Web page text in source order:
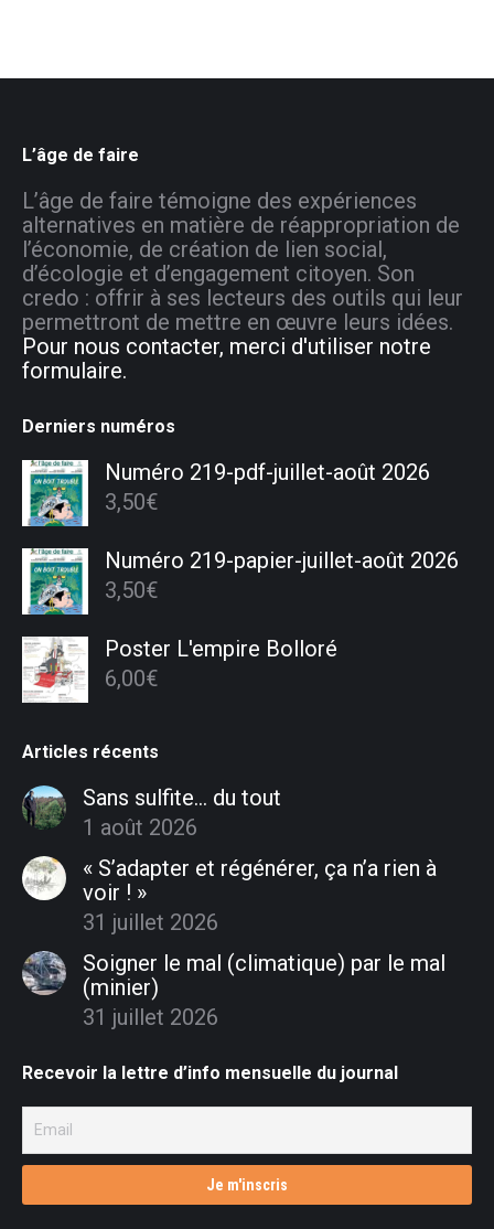
L’âge de faire
L’âge de faire témoigne des expériences
alternatives en matière de réappropriation de
l’économie, de création de lien social,
d’écologie et d’engagement citoyen. Son
credo : offrir à ses lecteurs des outils qui leur
permettront de mettre en œuvre leurs idées.
Pour nous contacter, merci d'utiliser notre
formulaire.
Derniers numéros
Numéro 219-pdf-juillet-août 2026
3,50€
Numéro 219-papier-juillet-août 2026
3,50€
Poster L'empire Bolloré
6,00€
Articles récents
Sans sulfite… du tout
1 août 2026
« S’adapter et régénérer, ça n’a rien à
voir ! »
31 juillet 2026
Soigner le mal (climatique) par le mal
(minier)
31 juillet 2026
Recevoir la lettre d’info mensuelle du journal